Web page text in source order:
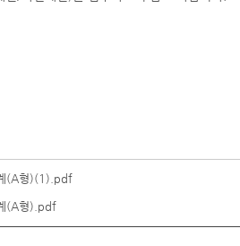
(A형)(1).pdf
(A형).pdf